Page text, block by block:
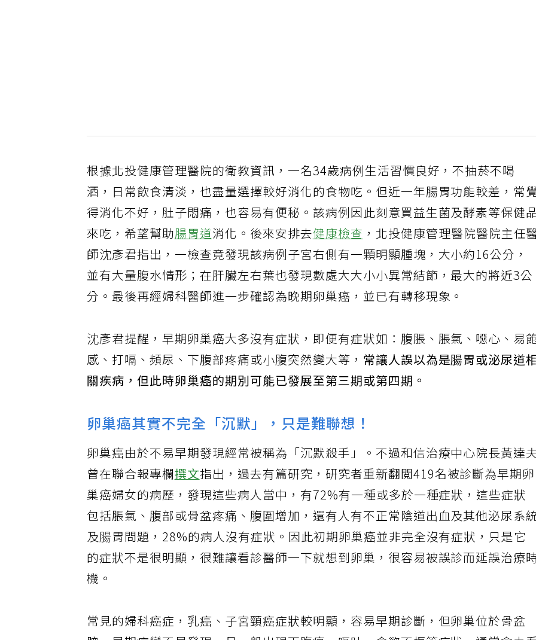
根據北投健康管理醫院的衛教資訊，一名34歲病例生活習慣良好，不抽菸不喝
酒，日常飲食清淡，也盡量選擇較好消化的食物吃。但近一年腸胃功能較差，常
得消化不好，肚子悶痛，也容易有便秘。該病例因此刻意買益生菌及酵素等保健
來吃，希望幫助腸胃道消化。後來安排去健康檢查 ，北投健康管理醫院醫院主任
師沈彥君指出，一檢查竟發現該病例子宮右側有一顆明顯腫塊，大小約16公分，
並有大量腹水情形；在肝臟左右葉也發現數處大大小小異常結節，最大的將近3公
分。最後再經婦科醫師進一步確認為晚期卵巢癌，並已有轉移現象。
沈彥君提醒，早期卵巢癌大多沒有症狀，即便有症狀如：腹脹、脹氣、噁心、易
感、打嗝、頻尿、下腹部疼痛或小腹突然變大等， 常讓人誤以為是腸胃或泌尿道
關疾病，但此時卵巢癌的期別可能已發展至第三期或第四期。
卵巢癌其實不完全「沉默」，只是難聯想！
卵巢癌由於不易早期發現經常被稱為「沉默殺手」。不過和信治療中心院長黃達
曾在聯合報專欄撰文指出，過去有篇研究，研究者重新翻閲419名被診斷為早期卵
巢癌婦女的病歷，發現這些病人當中，有72%有一種或多於一種症狀，這些症狀
包括脹氣、腹部或骨盆疼痛、腹圍增加，還有人有不正常陰道出血及其他泌尿系
及腸胃問題，28%的病人沒有症狀。因此初期卵巢癌並非完全沒有症狀，只是它
的症狀不是很明顯，很難讓看診醫師一下就想到卵巢，很容易被誤診而延誤治療時
機。
常見的婦科癌症，乳癌、子宮頸癌症狀較明顯，容易早期診斷，但卵巢位於骨盆